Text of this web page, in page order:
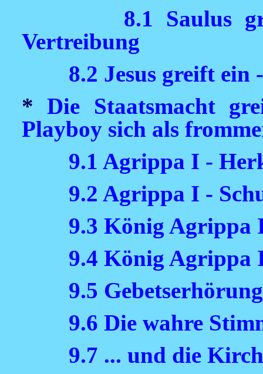
8.1 Saulus
Vertreibung
8.2 Jesus greift ein
*Die Staatsmacht
Playboy sich als
9.1 Agrippa I -
9.2 Agrippa I -
9.3 König Agrippa
9.4 König Agrippa
9.5
9.6 Die wahre
9.7 ... und die